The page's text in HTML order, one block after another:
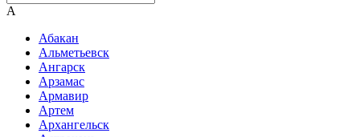
А
Абакан
Альметьевск
Ангарск
Арзамас
Армавир
Артем
Архангельск